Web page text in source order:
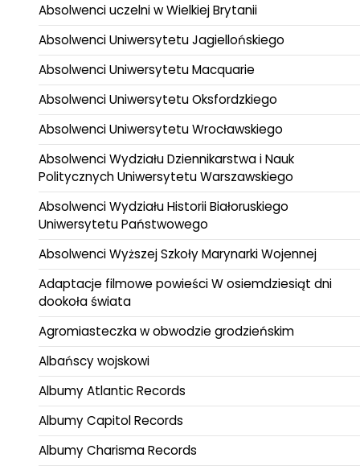
Absolwenci uczelni w Wielkiej Brytanii
Absolwenci Uniwersytetu Jagiellońskiego
Absolwenci Uniwersytetu Macquarie
Absolwenci Uniwersytetu Oksfordzkiego
Absolwenci Uniwersytetu Wrocławskiego
Absolwenci Wydziału Dziennikarstwa i Nauk
Politycznych Uniwersytetu Warszawskiego
Absolwenci Wydziału Historii Białoruskiego
Uniwersytetu Państwowego
Absolwenci Wyższej Szkoły Marynarki Wojennej
Adaptacje filmowe powieści W osiemdziesiąt dni
dookoła świata
Agromiasteczka w obwodzie grodzieńskim
Albańscy wojskowi
Albumy Atlantic Records
Albumy Capitol Records
Albumy Charisma Records